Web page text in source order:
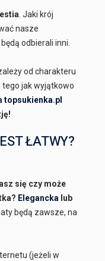
. Jaki krój
nasze
odbierali inni.
od charakteru
tego jak wyjątkowo
topsukienka.pl
ŁATWY?
się czy może
Elegancka lub
będą zawsze, na
(jeżeli w